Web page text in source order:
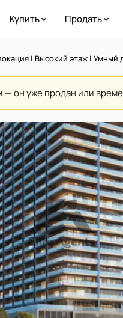
Купить Продать
| Высокий этаж | Умный
— он уже продан или